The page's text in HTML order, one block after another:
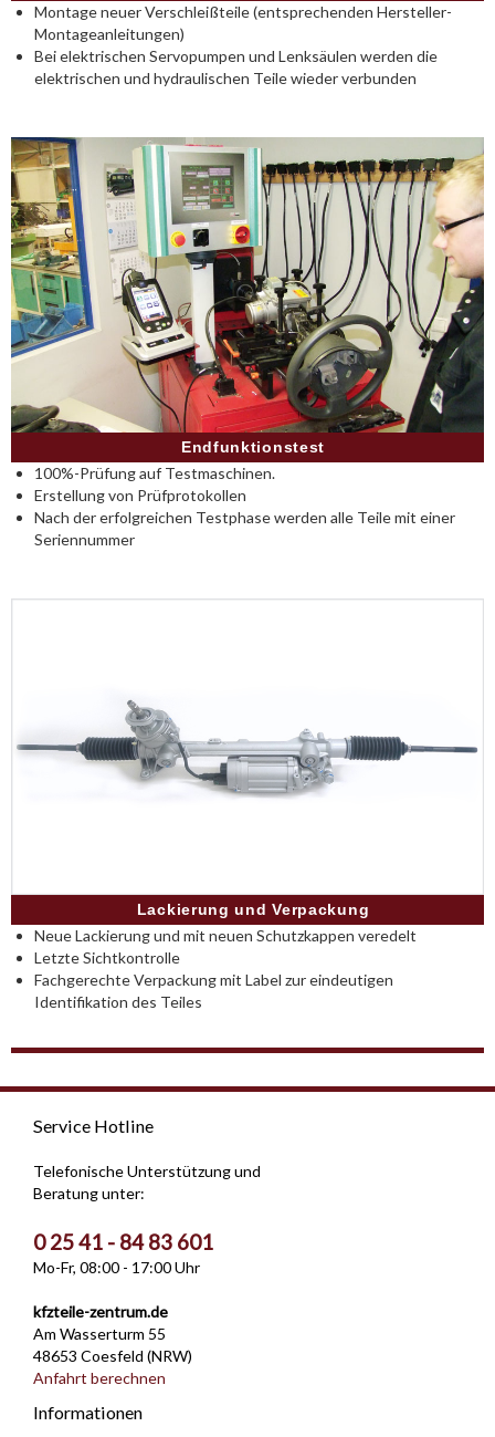
Montage neuer Verschleißteile (entsprechenden Hersteller-
Montageanleitungen)
Bei elektrischen Servopumpen und Lenksäulen werden die
elektrischen und hydraulischen Teile wieder verbunden
Endfunktionstest
100%-Prüfung auf Testmaschinen.
Erstellung von Prüfprotokollen
Nach der erfolgreichen Testphase werden alle Teile mit einer
Seriennummer
Lackierung und Verpackung
Neue Lackierung und mit neuen Schutzkappen veredelt
Letzte Sichtkontrolle
Fachgerechte Verpackung mit Label zur eindeutigen
Identifikation des Teiles
Service Hotline
Telefonische Unterstützung und
Beratung unter:
0 25 41 - 84 83 601
Mo-Fr, 08:00 - 17:00 Uhr
kfzteile-zentrum.de
Am Wasserturm 55
48653 Coesfeld (NRW)
Anfahrt berechnen
Informationen